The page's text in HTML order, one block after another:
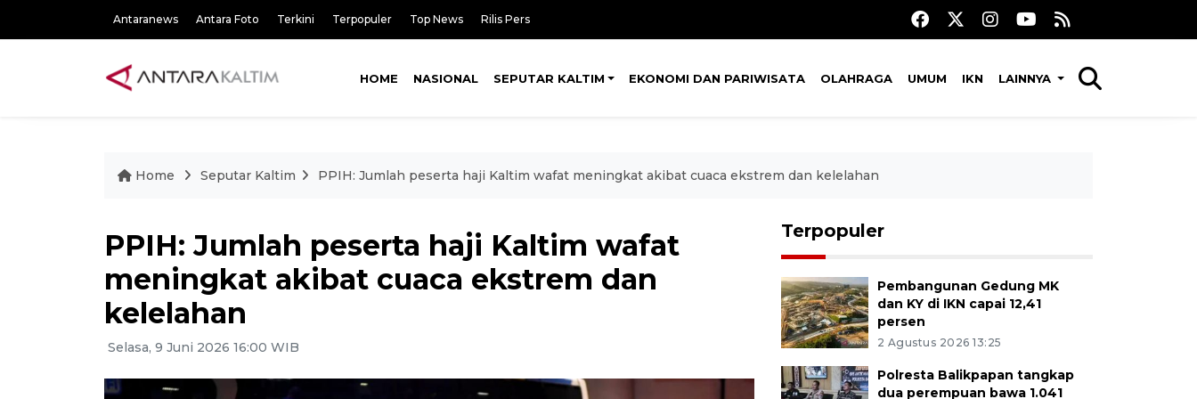
Antaranews Antara Foto Terkini Terpopuler Top News Rilis Pers
HOME NASIONAL SEPUTAR KALTIM EKONOMI DAN PARIWISATA OLAHRAGA UMUM IKN LAINNYA
Home Seputar Kaltim PPIH: Jumlah peserta haji Kaltim wafat meningkat akibat cuaca ekstrem dan kelelahan
PPIH: Jumlah peserta haji Kaltim wafat
meningkat akibat cuaca ekstrem dan
kelelahan
Selasa, 9 Juni 2026 16:00 WIB
Terpopuler
Pembangunan Gedung MK
dan KY di IKN capai 12,41
persen
2 Agustus 2026 13:25
Polresta Balikpapan tangkap
dua perempuan bawa 1.041